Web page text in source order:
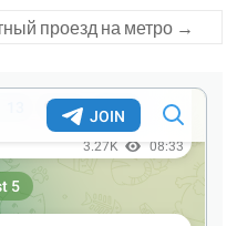
проезд на метро →